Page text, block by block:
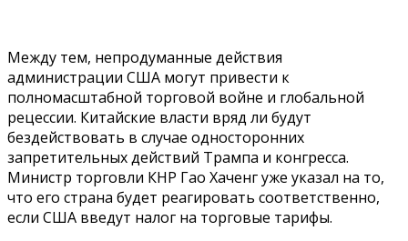
Между тем, непродуманные действия
администрации США могут привести к
полномасштабной торговой войне и глобальной
рецессии. Китайские власти вряд ли будут
бездействовать в случае односторонних
запретительных действий Трампа и конгресса.
Министр торговли КНР Гао Хаченг уже указал на то,
что его страна будет реагировать соответственно,
если США введут налог на торговые тарифы.